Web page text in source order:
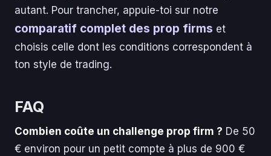
autant. Pour trancher, appuie-toi sur notre
comparatif complet des prop firms et
choisis celle dont les conditions correspondent à
ton style de trading.
FAQ
Combien coûte un challenge prop firm ? De 50
€ environ pour un petit compte à plus de 900 €